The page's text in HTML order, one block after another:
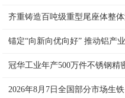
齐重铸造百吨级重型尾座体整
锚定“向新向优向好” 推动铝产
冠华工业年产500万件不锈钢精
2026年8月7日全国部分市场生